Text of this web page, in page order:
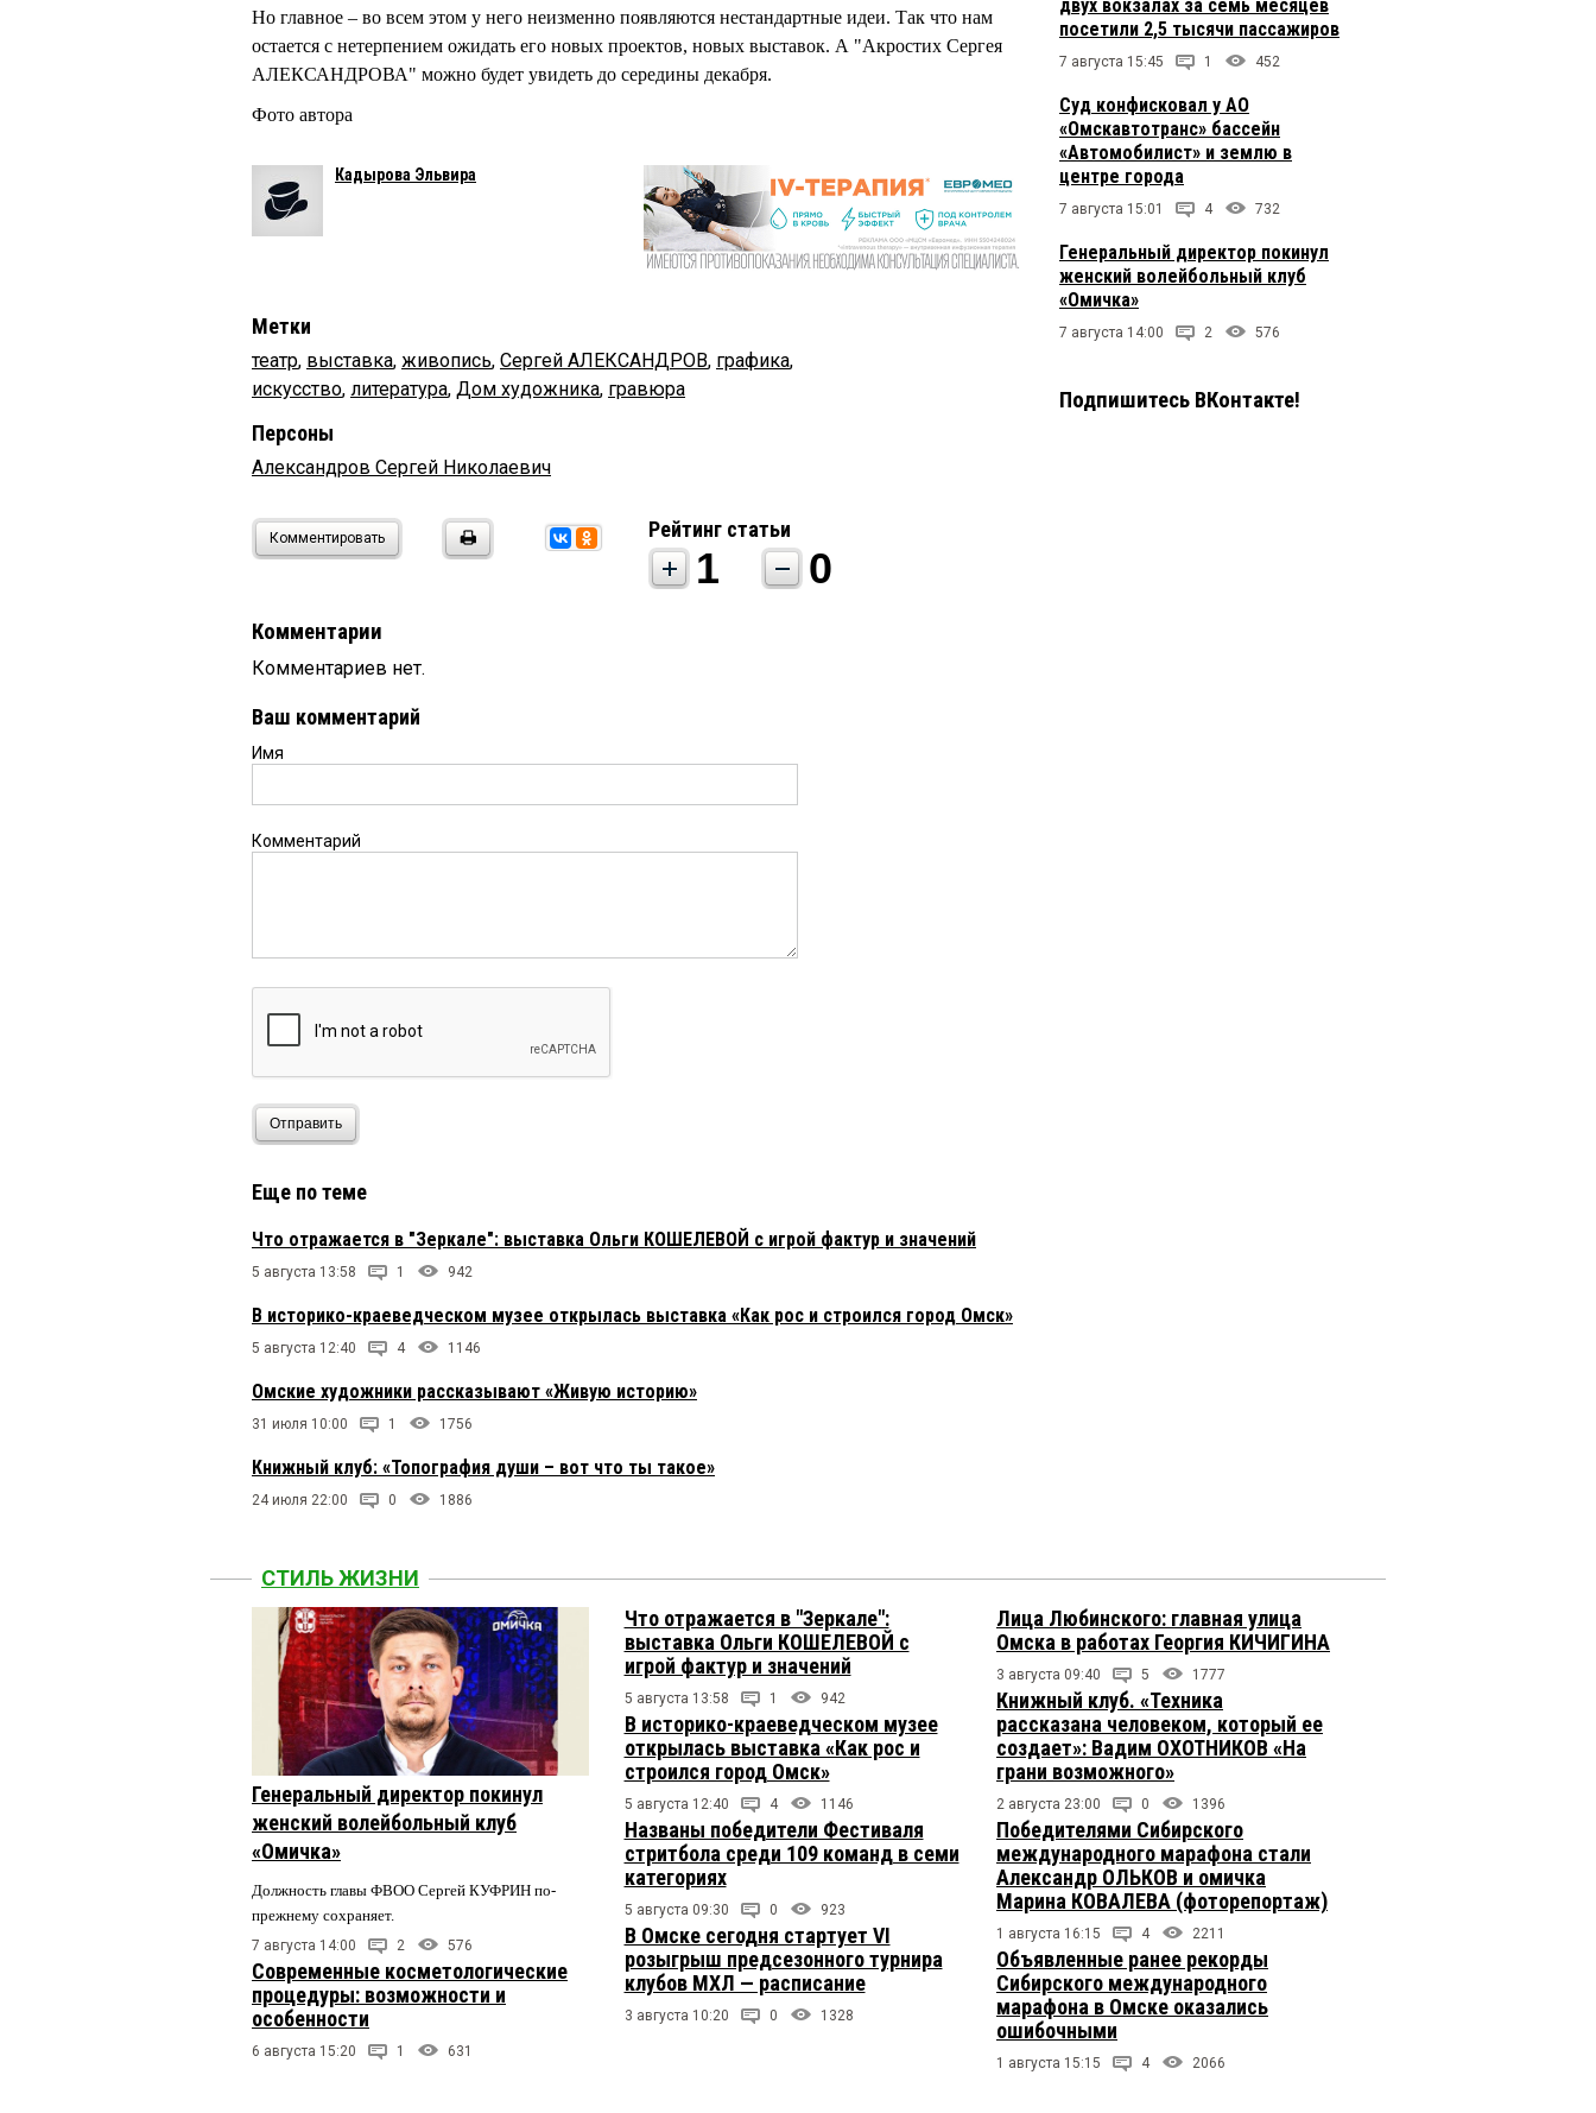
Но главное – во всем этом у него неизменно появляются нестандартные идеи. Так что нам
остается с нетерпением ожидать его новых проектов, новых выставок. А "Акростих Сергея
АЛЕКСАНДРОВА" можно будет увидеть до середины декабря.
Фото автора
Кадырова Эльвира
Метки
театр, выставка, живопись, Сергей АЛЕКСАНДРОВ, графика,
искусство, литература, Дом художника, гравюра
Персоны
Александров Сергей Николаевич
Комментировать Рейтинг статьи
1 0
Комментарии
Комментариев нет.
Ваш комментарий
Имя
Комментарий
Отправить
Еще по теме
Что отражается в "Зеркале": выставка Ольги КОШЕЛЕВОЙ с игрой фактур и значений
5 августа 13:58 1 942
В историко-краеведческом музее открылась выставка «Как рос и строился город Омск»
5 августа 12:40 4 1146
Омские художники рассказывают «Живую историю»
31 июля 10:00 1 1756
Книжный клуб: «Топография души – вот что ты такое»
24 июля 22:00 0 1886
двух вокзалах за семь месяцев
посетили 2,5 тысячи пассажиров
7 августа 15:45 1 452
Суд конфисковал у АО
«Омскавтотранс» бассейн
«Автомобилист» и землю в
центре города
7 августа 15:01 4 732
Генеральный директор покинул
женский волейбольный клуб
«Омичка»
7 августа 14:00 2 576
Подпишитесь ВКонтакте!
СТИЛЬ ЖИЗНИ
Генеральный директор покинул
женский волейбольный клуб
«Омичка»
Должность главы ФВОО Сергей КУФРИН по-
прежнему сохраняет.
7 августа 14:00 2 576
Современные косметологические
процедуры: возможности и
особенности
6 августа 15:20 1 631
Что отражается в "Зеркале":
выставка Ольги КОШЕЛЕВОЙ с
игрой фактур и значений
5 августа 13:58 1 942
В историко-краеведческом музее
открылась выставка «Как рос и
строился город Омск»
5 августа 12:40 4 1146
Названы победители Фестиваля
стритбола среди 109 команд в семи
категориях
5 августа 09:30 0 923
В Омске сегодня стартует VI
розыгрыш предсезонного турнира
клубов МХЛ — расписание
3 августа 10:20 0 1328
Лица Любинского: главная улица
Омска в работах Георгия КИЧИГИНА
3 августа 09:40 5 1777
Книжный клуб. «Техника
рассказана человеком, который ее
создает»: Вадим ОХОТНИКОВ «На
грани возможного»
2 августа 23:00 0 1396
Победителями Сибирского
международного марафона стали
Александр ОЛЬКОВ и омичка
Марина КОВАЛЕВА (фоторепортаж)
1 августа 16:15 4 2211
Объявленные ранее рекорды
Сибирского международного
марафона в Омске оказались
ошибочными
1 августа 15:15 4 2066